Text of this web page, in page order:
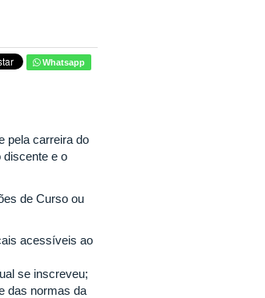
Whatsapp
pela carreira do
discente e o
de Curso ou
acessíveis ao
se inscreveu;
das normas da